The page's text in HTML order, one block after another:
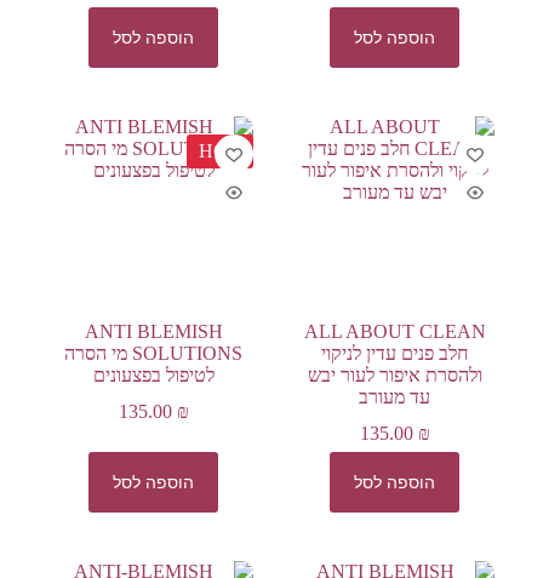
הוספה לסל הוספה לסל
ALL ABOUT CLEAN
חלב פנים עדין לניקוי
ולהסרת איפור לעור יבש
עד מעורב
135.00 ₪
הוספה לסל
HOT
ANTI BLEMISH
SOLUTIONS מי הסרה
לטיפול בפצעונים
135.00 ₪
הוספה לסל